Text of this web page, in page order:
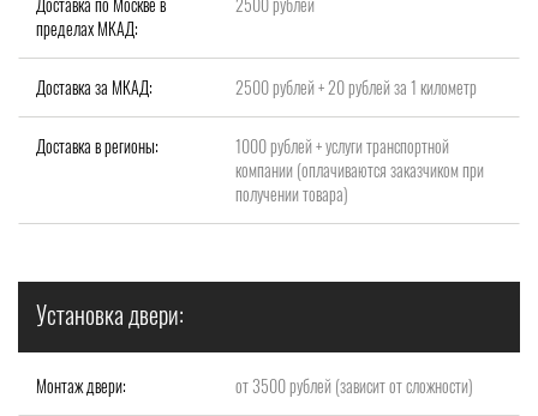
пределах МКАД:
Доставка за МКАД: 2500 рублей + 20 рублей за 1 километр
Доставка в регионы:
1000 рублей + услуги транспортной
компании (оплачиваются заказчиком при
получении товара)
Установка двери:
Монтаж двери: от 3500 рублей (зависит от сложности)